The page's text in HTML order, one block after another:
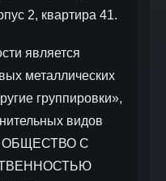
2, квартира 41.
является
металлических
группировки»,
видов
ОБЩЕСТВО С